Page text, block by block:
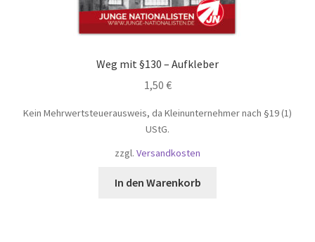
Weg mit §130 – Aufkleber
1,50 €
Kein Mehrwertsteuerausweis, da Kleinunternehmer nach §19 (1)
UStG.
zzgl. Versandkosten
In den Warenkorb